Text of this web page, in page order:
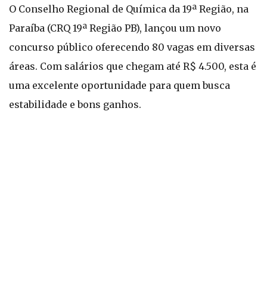
O Conselho Regional de Química da 19ª Região, na
Paraíba (CRQ 19ª Região PB), lançou um novo
concurso público oferecendo 80 vagas em diversas
áreas. Com salários que chegam até R$ 4.500, esta é
uma excelente oportunidade para quem busca
estabilidade e bons ganhos.